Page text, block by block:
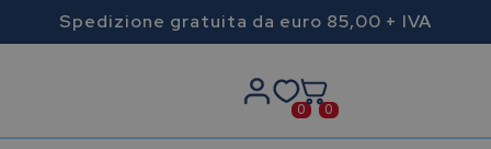
Spedizione gratuita da euro 85,00 + IVA
0 0